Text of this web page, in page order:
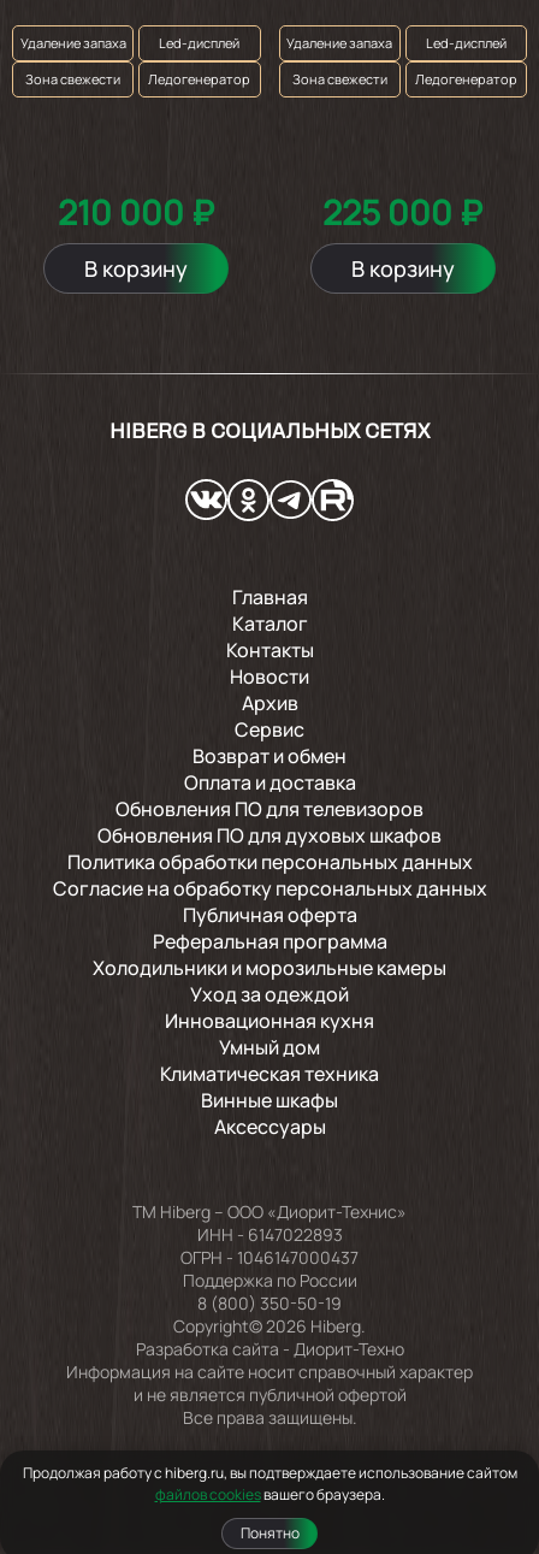
Удаление запаха
Led-дисплей
Зона свежести
Ледогенератор
210 000 ₽
В корзину
Удаление запаха
Led-дисплей
Зона свежести
Ледогенератор
225 000 ₽
В корзину
HIBERG В СОЦИАЛЬНЫХ СЕТЯХ
Главная
Каталог
Контакты
Новости
Архив
Сервис
Возврат и обмен
Оплата и доставка
Обновления ПО для телевизоров
Обновления ПО для духовых шкафов
Политика обработки персональных данных
Согласие на обработку персональных данных
Публичная оферта
Реферальная программа
Холодильники и морозильные камеры
Уход за одеждой
Инновационная кухня
Умный дом
Климатическая техника
Винные шкафы
Аксессуары
TM Hiberg – ООО «Диорит-Технис»
ИНН - 6147022893
ОГРН - 1046147000437
Поддержка по России
8 (800) 350-50-19
Copyright© 2026 Hiberg.
Разработка сайта - Диорит-Техно
Информация на сайте носит справочный характер
и не является публичной офертой
Все права защищены.
Продолжая работу с hiberg.ru, вы подтверждаете использование сайтом
файлов cookiesвашего браузера.
Понятно